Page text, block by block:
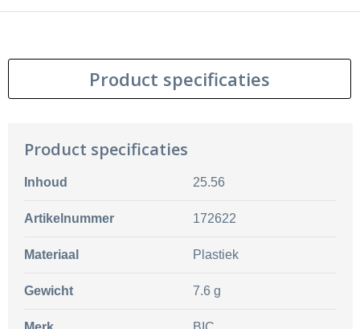
Product specificaties
Product specificaties
Inhoud 25.56
Artikelnummer 172622
Materiaal Plastiek
Gewicht 7.6 g